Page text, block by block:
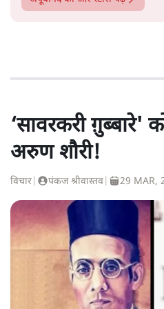
‘सावरकरी ग़ुब्बारे'
अरुण शौरी!
विचार पंकज श्रीवास्तव 29 MAR,